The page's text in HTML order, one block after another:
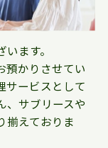
ます。
預かりさせてい
サービスとして
、サブリースや
揃えておりま